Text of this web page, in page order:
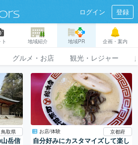
ログイン 登録
地域紹介 地域PR 企画・案内
グルメ・お店 観光・レジャー
鳥取県
岳信
お店/体験 京都府
自分好みにカスタマイズして楽し